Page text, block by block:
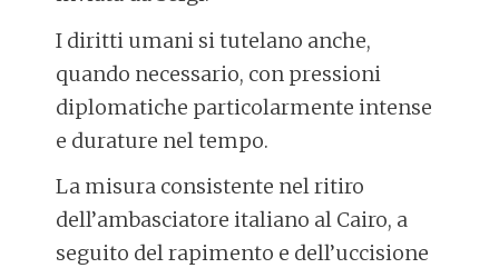
I diritti umani si tutelano anche,
quando necessario, con pressioni
diplomatiche particolarmente intense
e durature nel tempo.
La misura consistente nel ritiro
dell’ambasciatore italiano al Cairo, a
seguito del rapimento e dell’uccisione